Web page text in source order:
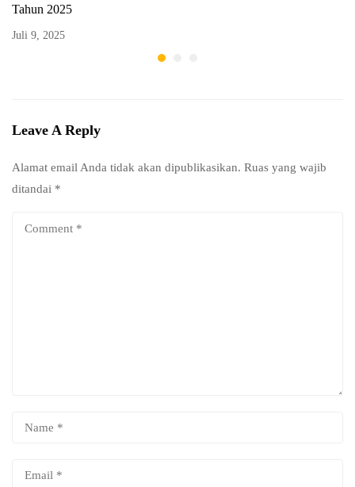
Tahun 2025
Juli 9, 2025
Leave A Reply
Alamat email Anda tidak akan dipublikasikan. Ruas yang wajib
ditandai *